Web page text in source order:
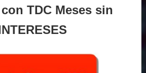
TDC Meses sin